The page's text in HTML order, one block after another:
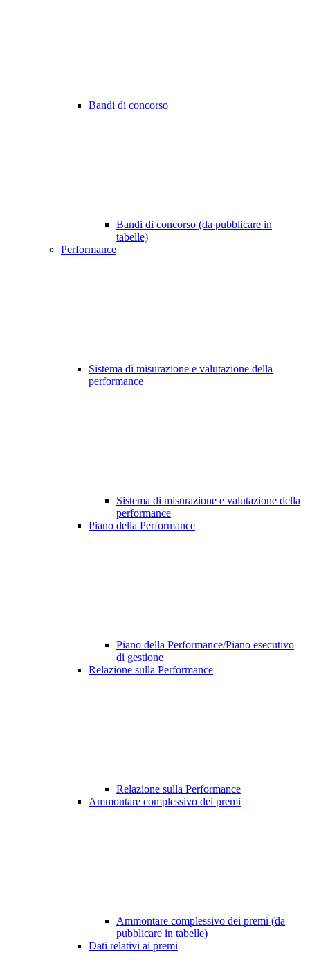
Bandi di concorso
Bandi di concorso (da pubblicare in
tabelle)
Performance
Sistema di misurazione e valutazione della
performance
Sistema di misurazione e valutazione della
performance
Piano della Performance
Piano della Performance/Piano esecutivo
di gestione
Relazione sulla Performance
Relazione sulla Performance
Ammontare complessivo dei premi
Ammontare complessivo dei premi (da
pubblicare in tabelle)
Dati relativi ai premi